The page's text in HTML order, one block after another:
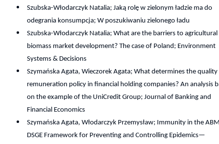
Szubska-Włodarczyk Natalia; Jaką rolę w zielonym ładzie ma do
odegrania konsumpcja; W poszukiwaniu zielonego ładu
Szubska-Włodarczyk Natalia; What are the barriers to agricultural
biomass market development? The case of Poland; Environment
Systems & Decisions
Szymańska Agata, Wieczorek Agata; What determines the
remuneration policy in financial holding companies? An analysis
on the example of the UniCredit Group; Journal of Banking and
Financial Economics
Szymańska Agata, Włodarczyk Przemysław; Immunity in the
DSGE Framework for Preventing and Controlling Epidemics—